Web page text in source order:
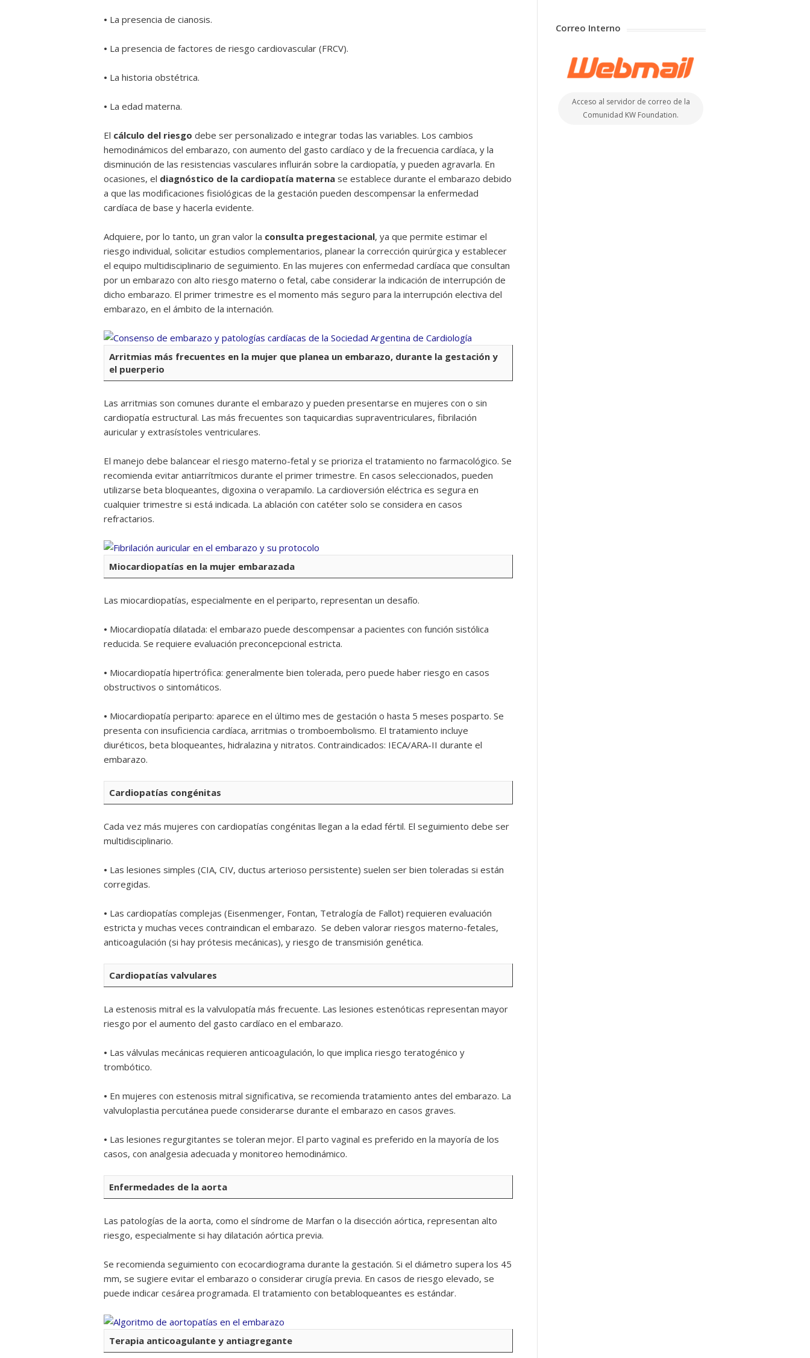
• La presencia de cianosis.
• La presencia de factores de riesgo cardiovascular (FRCV).
• La historia obstétrica.
• La edad materna.
El cálculo del riesgo debe ser personalizado e integrar todas las variables. Los cambios
hemodinámicos del embarazo, con aumento del gasto cardíaco y de la frecuencia cardíaca, y la
disminución de las resistencias vasculares influirán sobre la cardiopatía, y pueden agravarla. En
ocasiones, el diagnóstico de la cardiopatía materna se establece durante el embarazo debido
a que las modificaciones fisiológicas de la gestación pueden descompensar la enfermedad
cardíaca de base y hacerla evidente.
Adquiere, por lo tanto, un gran valor la consulta pregestacional, ya que permite estimar el
riesgo individual, solicitar estudios complementarios, planear la corrección quirúrgica y establecer
el equipo multidisciplinario de seguimiento. En las mujeres con enfermedad cardíaca que consultan
por un embarazo con alto riesgo materno o fetal, cabe considerar la indicación de interrupción de
dicho embarazo. El primer trimestre es el momento más seguro para la interrupción electiva del
embarazo, en el ámbito de la internación.
Arritmias más frecuentes en la mujer que planea un embarazo, durante la gestación y
el puerperio
Las arritmias son comunes durante el embarazo y pueden presentarse en mujeres con o sin
cardiopatía estructural. Las más frecuentes son taquicardias supraventriculares, fibrilación
auricular y extrasístoles ventriculares.
El manejo debe balancear el riesgo materno-fetal y se prioriza el tratamiento no farmacológico. Se
recomienda evitar antiarrítmicos durante el primer trimestre. En casos seleccionados, pueden
utilizarse beta bloqueantes, digoxina o verapamilo. La cardioversión eléctrica es segura en
cualquier trimestre si está indicada. La ablación con catéter solo se considera en casos
refractarios.
Miocardiopatías en la mujer embarazada
Las miocardiopatías, especialmente en el periparto, representan un desafío.
• Miocardiopatía dilatada: el embarazo puede descompensar a pacientes con función sistólica
reducida. Se requiere evaluación preconcepcional estricta.
• Miocardiopatía hipertrófica: generalmente bien tolerada, pero puede haber riesgo en casos
obstructivos o sintomáticos.
• Miocardiopatía periparto: aparece en el último mes de gestación o hasta 5 meses posparto. Se
presenta con insuficiencia cardíaca, arritmias o tromboembolismo. El tratamiento incluye
diuréticos, beta bloqueantes, hidralazina y nitratos. Contraindicados: IECA/ARA-II durante el
embarazo.
Cardiopatías congénitas
Cada vez más mujeres con cardiopatías congénitas llegan a la edad fértil. El seguimiento debe ser
multidisciplinario.
• Las lesiones simples (CIA, CIV, ductus arterioso persistente) suelen ser bien toleradas si están
corregidas.
• Las cardiopatías complejas (Eisenmenger, Fontan, Tetralogía de Fallot) requieren evaluación
estricta y muchas veces contraindican el embarazo. Se deben valorar riesgos materno-fetales,
anticoagulación (si hay prótesis mecánicas), y riesgo de transmisión genética.
Cardiopatías valvulares
La estenosis mitral es la valvulopatía más frecuente. Las lesiones estenóticas representan mayor
riesgo por el aumento del gasto cardíaco en el embarazo.
• Las válvulas mecánicas requieren anticoagulación, lo que implica riesgo teratogénico y
trombótico.
• En mujeres con estenosis mitral significativa, se recomienda tratamiento antes del embarazo. La
valvuloplastia percutánea puede considerarse durante el embarazo en casos graves.
• Las lesiones regurgitantes se toleran mejor. El parto vaginal es preferido en la mayoría de los
casos, con analgesia adecuada y monitoreo hemodinámico.
Enfermedades de la aorta
Las patologías de la aorta, como el síndrome de Marfan o la disección aórtica, representan alto
riesgo, especialmente si hay dilatación aórtica previa.
Se recomienda seguimiento con ecocardiograma durante la gestación. Si el diámetro supera los 45
mm, se sugiere evitar el embarazo o considerar cirugía previa. En casos de riesgo elevado, se
puede indicar cesárea programada. El tratamiento con betabloqueantes es estándar.
Terapia anticoagulante y antiagregante
Correo Interno
Acceso al servidor de correo de la
Comunidad KW Foundation.